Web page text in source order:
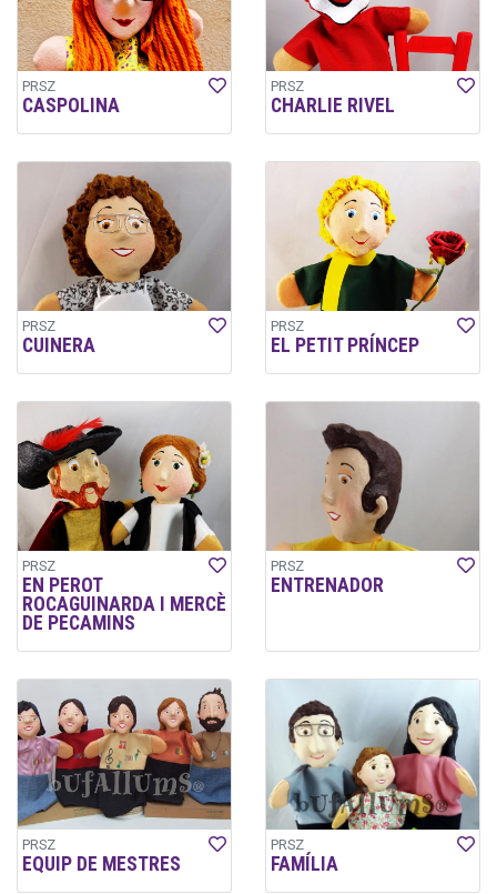
PRSZ
CASPOLINA
PRSZ
CHARLIE RIVEL
PRSZ
CUINERA
PRSZ
EL PETIT PRÍNCEP
PRSZ
EN PEROT
ROCAGUINARDA I MERCÈ
DE PECAMINS
PRSZ
ENTRENADOR
PRSZ
EQUIP DE MESTRES
PRSZ
FAMÍLIA